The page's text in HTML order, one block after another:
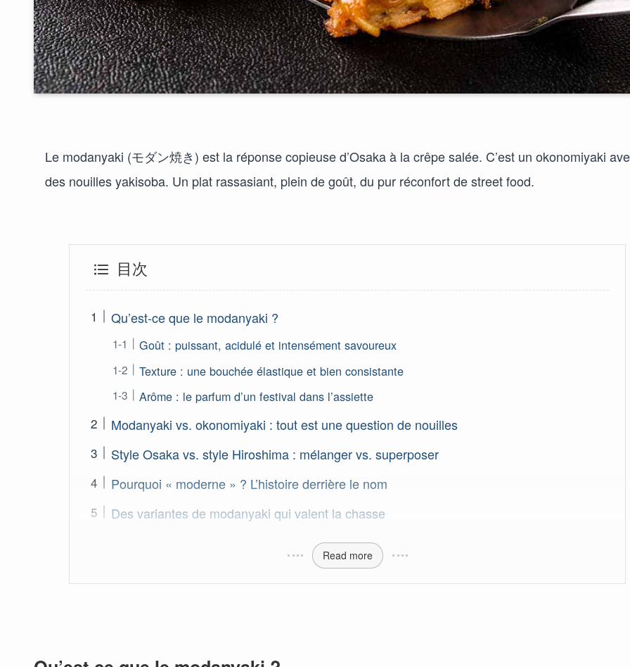
Le modanyaki (モダン焼き) est la réponse copieuse d’Osaka à la crêpe salée. C’est un okonomiyaki
des nouilles yakisoba. Un plat rassasiant, plein de goût, du pur réconfort de street food.
目次
Qu’est-ce que le modanyaki ?
Goût : puissant, acidulé et intensément savoureux
Texture : une bouchée élastique et bien consistante
Arôme : le parfum d’un festival dans l’assiette
Modanyaki vs. okonomiyaki : tout est une question de nouilles
Style Osaka vs. style Hiroshima : mélanger vs. superposer
Pourquoi « moderne » ? L’histoire derrière le nom
Des variantes de modanyaki qui valent la chasse
Read more